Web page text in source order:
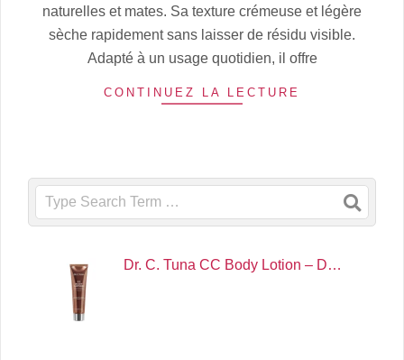
naturelles et mates. Sa texture crémeuse et légère
sèche rapidement sans laisser de résidu visible.
Adapté à un usage quotidien, il offre
CONTINUEZ LA LECTURE
Search
Dr. C. Tuna CC Body Lotion – D…